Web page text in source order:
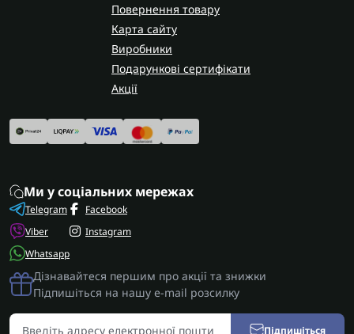
Повернення товару
Карта сайту
Виробники
Подарункові сертифікати
Акції
Ми у соціальних мережах
Telegram
Viber
Whatsapp
Facebook
Instagram
Дізнавайтеся першим про акції та знижки
Підпишіться на нашу e-mail розсилку
Підпишіться